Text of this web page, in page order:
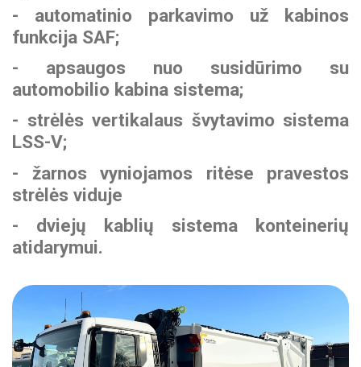
ZEPRO galinio borto
keltuvai
MESERA krautuvai
manipuliatoriai
Miško priekabos
savivarčių cilindrai
PADOAN hidrauliniai bakai
CARGO FLOOR judančių
grindų sistemos
siurbliai
gervės
SCANRECO nuotolinio
valdymo sistemos
KINSHOFER kaušai
FORMIKO rotatoriai
GUSELLA BAKKER
griebtuvai
AUGER TORQUE žemės
grąžtai
- automatinio parkavimo už kabinos
funkcija SAF;
- apsaugos nuo susidūrimo su
automobilio kabina sistema;
- strėlės vertikalaus švytavimo sistema
LSS-V;
- žarnos vyniojamos ritėse pravestos
strėlės viduje
- dviejų kablių sistema konteinerių
atidarymui.